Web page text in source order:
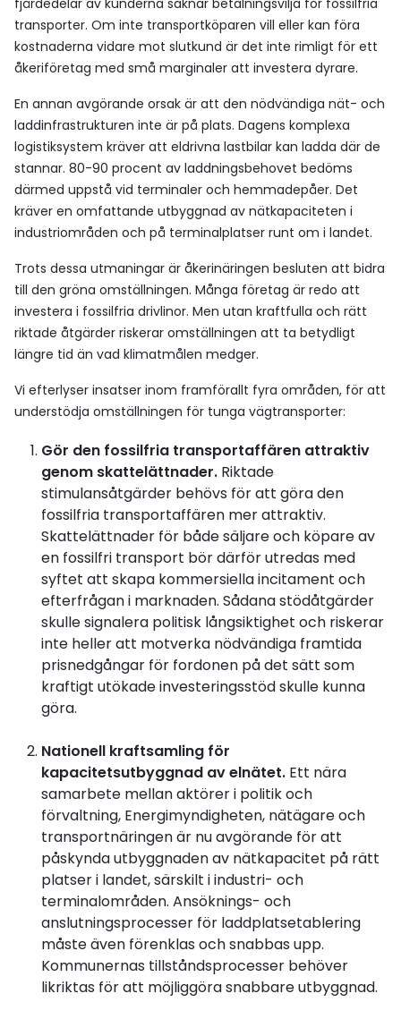
fjärdedelar av kunderna saknar betalningsvilja för fossilfria
transporter. Om inte transportköparen vill eller kan föra
kostnaderna vidare mot slutkund är det inte rimligt för ett
åkeriföretag med små marginaler att investera dyrare.
En annan avgörande orsak är att den nödvändiga nät- och
laddinfrastrukturen inte är på plats. Dagens komplexa
logistiksystem kräver att eldrivna lastbilar kan ladda där de
stannar. 80-90 procent av laddningsbehovet bedöms
därmed uppstå vid terminaler och hemmadepåer. Det
kräver en omfattande utbyggnad av nätkapaciteten i
industriområden och på terminalplatser runt om i landet.
Trots dessa utmaningar är åkerinäringen besluten att bidra
till den gröna omställningen. Många företag är redo att
investera i fossilfria drivlinor. Men utan kraftfulla och rätt
riktade åtgärder riskerar omställningen att ta betydligt
längre tid än vad klimatmålen medger.
Vi efterlyser insatser inom framförallt fyra områden, för att
understödja omställningen för tunga vägtransporter:
Gör den fossilfria transportaffären attraktiv
genom skattelättnader. Riktade
stimulansåtgärder behövs för att göra den
fossilfria transportaffären mer attraktiv.
Skattelättnader för både säljare och köpare av
en fossilfri transport bör därför utredas med
syftet att skapa kommersiella incitament och
efterfrågan i marknaden. Sådana stödåtgärder
skulle signalera politisk långsiktighet och riskerar
inte heller att motverka nödvändiga framtida
prisnedgångar för fordonen på det sätt som
kraftigt utökade investeringsstöd skulle kunna
göra.
Nationell kraftsamling för
kapacitetsutbyggnad av elnätet. Ett nära
samarbete mellan aktörer i politik och
förvaltning, Energimyndigheten, nätägare och
transportnäringen är nu avgörande för att
påskynda utbyggnaden av nätkapacitet på rätt
platser i landet, särskilt i industri- och
terminalområden. Ansöknings- och
anslutningsprocesser för laddplatsetablering
måste även förenklas och snabbas upp.
Kommunernas tillståndsprocesser behöver
likriktas för att möjliggöra snabbare utbyggnad.